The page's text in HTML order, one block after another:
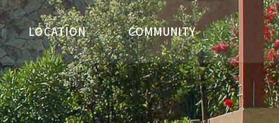
LOCATION
찾아오시는길
COMMUNITY
공지사항
이용문의
LOCATION
찾아오시는길
COMMUNITY
공지사항
이용문의